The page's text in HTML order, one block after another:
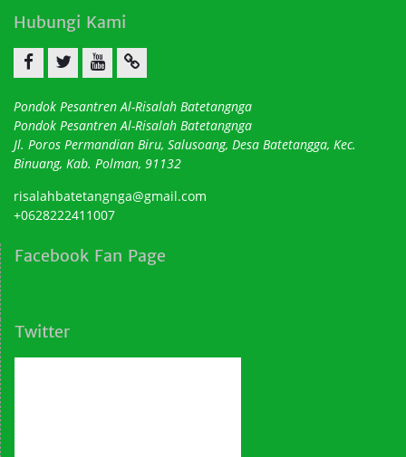
Hubungi Kami
Pondok Pesantren Al-Risalah Batetangnga
Pondok Pesantren Al-Risalah Batetangnga
Jl. Poros Permandian Biru, Salusoang, Desa Batetangga, Kec.
Binuang, Kab. Polman, 91132
risalahbatetangnga@gmail.com
+0628222411007
Facebook Fan Page
Twitter